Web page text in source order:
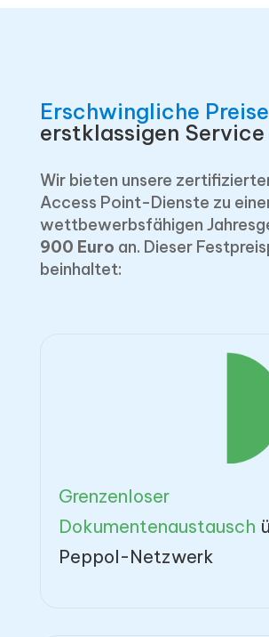
Erschwingliche Preise
erstklassigen Service
Wir bieten unsere
Access Point-Dienste zu
wettbewerbsfähigen
900 Euro an. Dieser
beinhaltet:
Grenzenloser
Dokumentenaustausch
Peppol-Netzwerk